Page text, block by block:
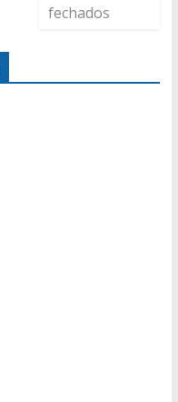
fechados